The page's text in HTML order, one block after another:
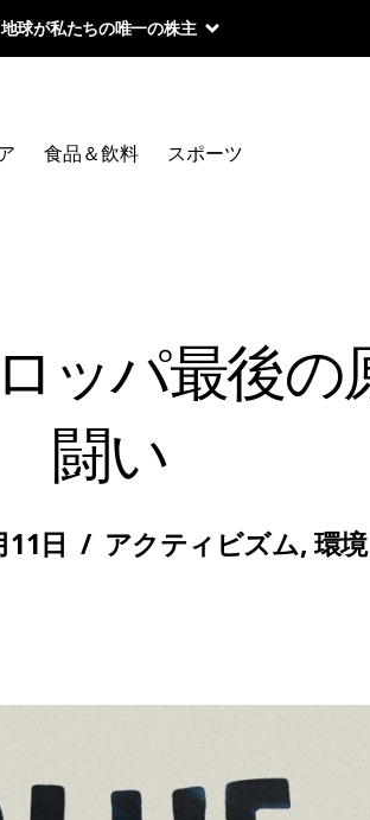
Worn Wear 買取プログラム
食品＆飲料 スポーツ
ッパ最後
闘い
11日 / アクティビズム,環境